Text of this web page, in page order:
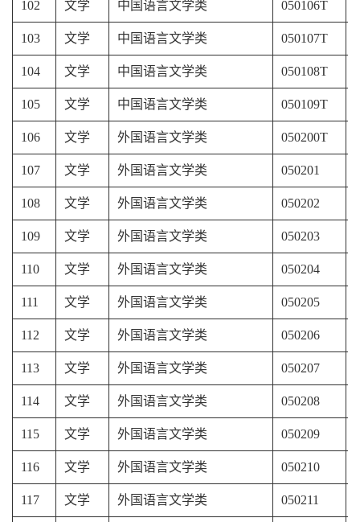
102 文学 中国语言文学类 050106T
103 文学 中国语言文学类 050107T
104 文学 中国语言文学类 050108T
105 文学 中国语言文学类 050109T
106 文学 外国语言文学类 050200T
107 文学 外国语言文学类 050201
108 文学 外国语言文学类 050202
109 文学 外国语言文学类 050203
110 文学 外国语言文学类 050204
111 文学 外国语言文学类 050205
112 文学 外国语言文学类 050206
113 文学 外国语言文学类 050207
114 文学 外国语言文学类 050208
115 文学 外国语言文学类 050209
116 文学 外国语言文学类 050210
117 文学 外国语言文学类 050211